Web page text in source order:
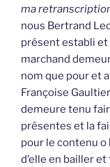
ma
nous Bertrand
présent establi
marchand
nom que pour et
Françoise
demeure tenu
présentes et la
pour le contenu
d’elle en bailler